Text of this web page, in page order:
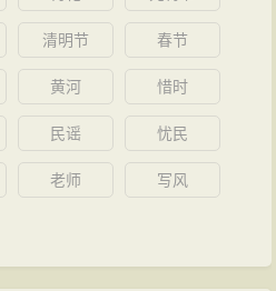
清明节 春节
黄河 惜时
民谣 忧民
老师 写风